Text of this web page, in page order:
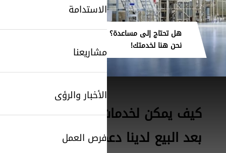
الاستدامة
مشاريعنا
الأخبار والرؤى
فرص العمل
هل تحتاج إلى مساعدة؟
نحن هنا لخدمتك!
كيف يمكن لخدمات ما
بعد البيع لدينا دعم